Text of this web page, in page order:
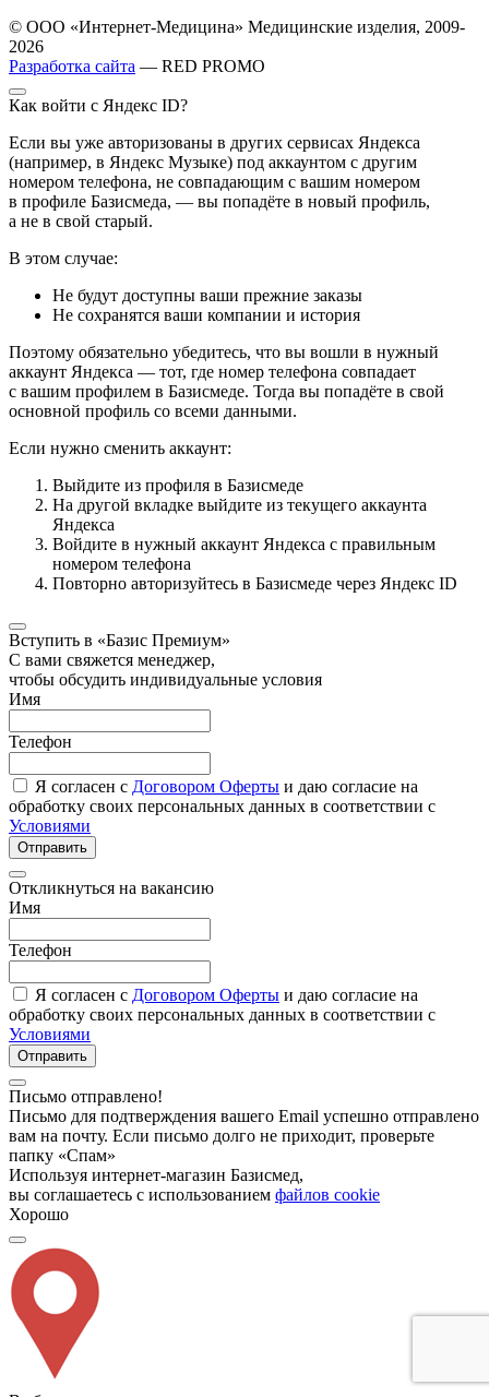
© ООО «Интернет-Медицина» Медицинские изделия, 2009-
2026
Разработка сайта — RED PROMO
Как войти с Яндекс ID?
Если вы уже авторизованы в других сервисах Яндекса
(например, в Яндекс Музыке) под аккаунтом с другим
номером телефона, не совпадающим с вашим номером
в профиле Базисмеда, — вы попадёте в новый профиль,
а не в свой старый.
В этом случае:
Не будут доступны ваши прежние заказы
Не сохранятся ваши компании и история
Поэтому обязательно убедитесь, что вы вошли в нужный
аккаунт Яндекса — тот, где номер телефона совпадает
с вашим профилем в Базисмеде. Тогда вы попадёте в свой
основной профиль со всеми данными.
Если нужно сменить аккаунт:
Выйдите из профиля в Базисмеде
На другой вкладке выйдите из текущего аккаунта
Яндекса
Войдите в нужный аккаунт Яндекса с правильным
номером телефона
Повторно авторизуйтесь в Базисмеде через Яндекс ID
Вступить в «Базис Премиум»
С вами свяжется менеджер,
чтобы обсудить индивидуальные условия
Имя
Телефон
Я согласен с Договором Оферты и даю согласие на
обработку своих персональных данных в соответствии с
Условиями
Отправить
Откликнуться на вакансию
Имя
Телефон
Я согласен с Договором Оферты и даю согласие на
обработку своих персональных данных в соответствии с
Условиями
Отправить
Письмо отправлено!
Письмо для подтверждения вашего Email успешно отправлено
вам на почту. Если письмо долго не приходит, проверьте
папку «Спам»
Используя интернет-магазин Базисмед,
вы соглашаетесь с использованием файлов cookie
Хорошо